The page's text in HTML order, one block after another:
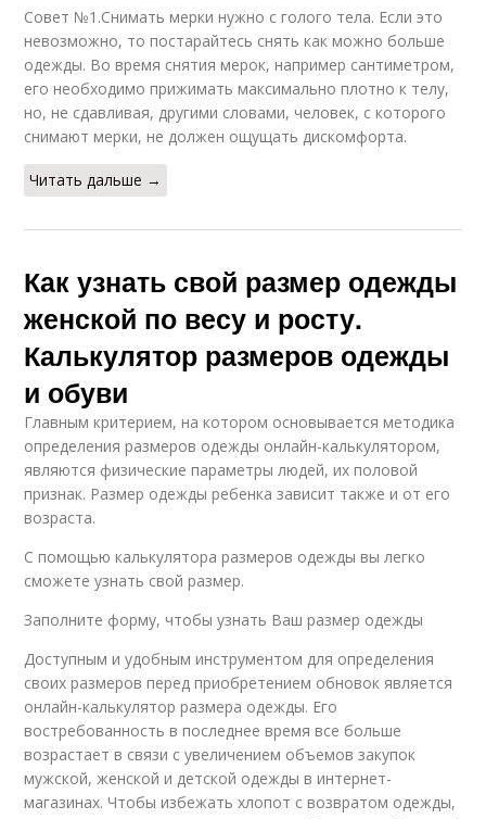
Совет №1.Снимать мерки нужно с голого тела. Если это
невозможно, то постарайтесь снять как можно больше
одежды. Во время снятия мерок, например сантиметром,
его необходимо прижимать максимально плотно к телу,
но, не сдавливая, другими словами, человек, с которого
снимают мерки, не должен ощущать дискомфорта.
Читать дальше →
Как узнать свой размер одежды
женской по весу и росту.
Калькулятор размеров одежды
и обуви
Главным критерием, на котором основывается методика
определения размеров одежды онлайн-калькулятором,
являются физические параметры людей, их половой
признак. Размер одежды ребенка зависит также и от его
возраста.
С помощью калькулятора размеров одежды вы легко
сможете узнать свой размер.
Заполните форму, чтобы узнать Ваш размер одежды
Доступным и удобным инструментом для определения
своих размеров перед приобретением обновок является
онлайн-калькулятор размера одежды. Его
востребованность в последнее время все больше
возрастает в связи с увеличением объемов закупок
мужской, женской и детской одежды в интернет-
магазинах. Чтобы избежать хлопот с возвратом одежды,